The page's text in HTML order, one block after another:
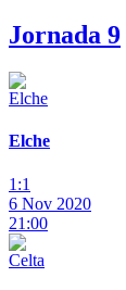
Jornada 9
Elche
1:1
6 Nov 2020
21:00